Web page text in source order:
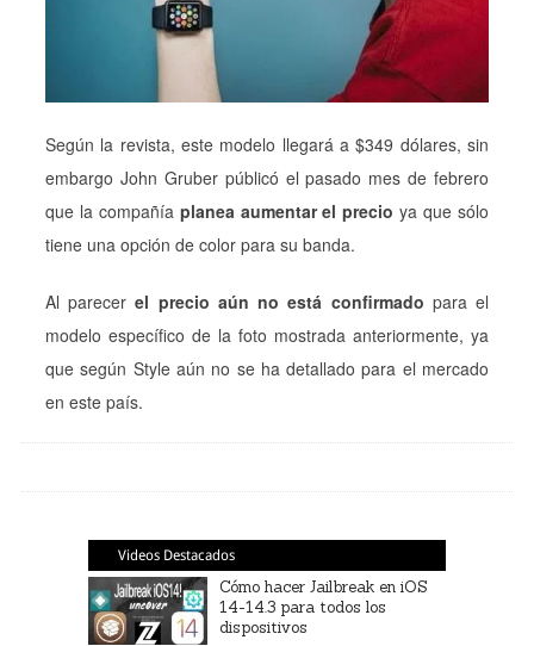
Según la revista, este modelo llegará a $349 dólares, sin
embargo John Gruber públicó el pasado mes de febrero
que la compañía planea aumentar el precio ya que sólo
tiene una opción de color para su banda.
Al parecerel precio aún no está confirmado para el
modelo específico de la foto mostrada anteriormente, ya
que según Style aún no se ha detallado para el mercado
en este país.
Videos Destacados
Cómo hacer Jailbreak en iOS
14-14.3 para todos los
dispositivos